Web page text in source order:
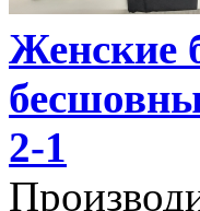
Женские
2-1